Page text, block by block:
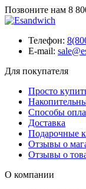
Позвоните нам 8
Телефон:
E-mail:
Для покупателя
Просто
Способы
Доставка
Подарочные
Отзывы о
Отзывы о
О компании